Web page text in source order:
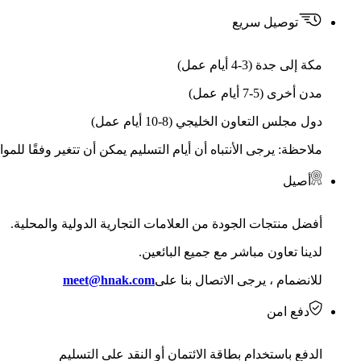
توصيل سريع
مكة إلى جدة (3-4 أيام عمل)
مدن أخرى (5-7 أيام عمل)
دول مجلس التعاون الخليجي (8-10 أيام عمل)
ملاحظة: يرجى الأنتباه أن أيام التسليم يمكن أن تتغير وفقًا
أصيل
أفضل منتجات الجودة من العلامات التجارية الدولية والمحلية.
لدينا تعاون مباشر مع جميع البائعين.
للانضمام ، يرجى الاتصال بنا علىmeet@hnak.com
دفع امن
الدفع باستخدام بطاقة الائتمان أو النقد على التسليم